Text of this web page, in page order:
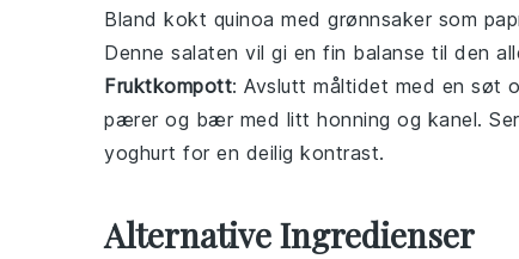
Bland kokt quinoa med grønnsaker som
Denne salaten vil gi en fin balanse til den
Fruktkompott: Avslutt måltidet med en søt
pærer og bær med litt honning og kanel.
yoghurt for en deilig kontrast.
Alternative Ingredienser